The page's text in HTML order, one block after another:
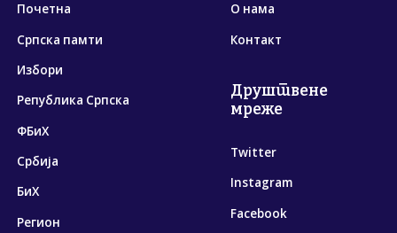
Почетна
Српска памти
Избори
Република Српска
ФБиХ
Србија
БиХ
Регион
О нама
Контакт
Друштвене
мреже
Twitter
Instagram
Facebook